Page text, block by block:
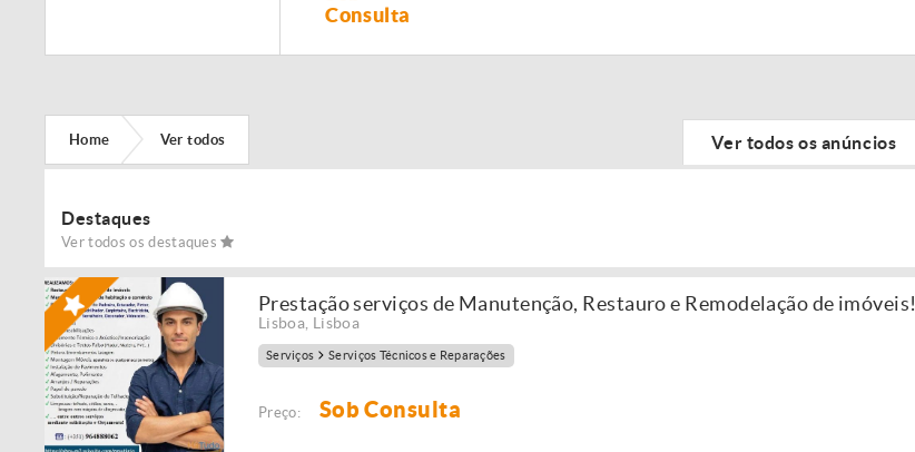
Remodelação de
imóveis!
Consulta
Home Ver todos Ver todos os anúncios
Destaques
Ver todos os destaques
Prestação serviços de Manutenção, Restauro e Remodelação de imóveis!
Lisboa Lisboa
Serviços Serviços Técnicos e Reparações
Preço: Sob Consulta